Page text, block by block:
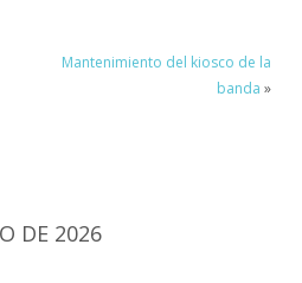
Mantenimiento del kiosco de la
banda »
DE 2026